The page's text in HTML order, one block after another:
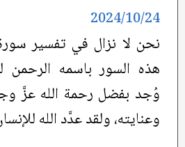
نحن لا نزال في تفسير
هذه السور باسمه الرحمن
وُجد بفضل رحمة الله عزَّ
وعنايته، ولقد عدَّد الله
2024/10/24